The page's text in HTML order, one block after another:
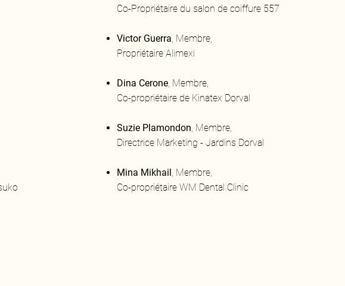
Co-Propriétaire du salon de coiffure 557
Victor Guerra, Membre,
Propriétaire Alimexi
Dina Cerone, Membre,
Co-propriétaire de Kinatex Dorval
Suzie Plamondon, Membre,
Directrice Marketing - Jardins Dorval
Mina Mikhail, Membre,
Co-propriétaire WM Dental Clinic